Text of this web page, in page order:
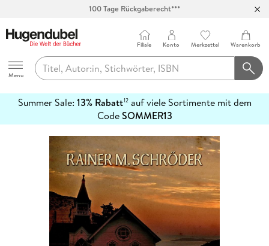
Abholung in über 100 Filialen
Hugendubel
Menu
Filiale Konto Merkzettel Warenkorb
Summer Sale: 13% Rabatt12auf viele Sortimente mit dem
CodeSOMMER13
erfahren